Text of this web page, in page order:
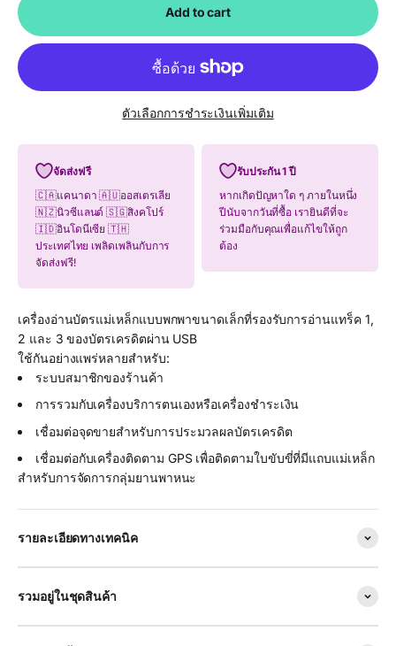
Add to cart
ตัวเลือกการชำระเงินเพิ่มเติม
จัดส่งฟรี
🇨🇦แคนาดา 🇦🇺ออสเตรเลีย
🇳🇿นิวซีแลนด์ 🇸🇬สิงคโปร์
🇮🇩อินโดนีเซีย 🇹🇭
ประเทศไทย เพลิดเพลินกับการ
จัดส่งฟรี!
รับประกัน 1 ปี
หากเกิดปัญหาใด ๆ ภายในหนึ่ง
ปีนับจากวันที่ซื้อ เรายินดีที่จะ
ร่วมมือกับคุณเพื่อแก้ไขให้ถูก
ต้อง
เครื่องอ่านบัตรแม่เหล็กแบบพกพาขนาดเล็กที่รองรับการอ่านแทร็ค 1,
2 และ 3 ของบัตรเครดิตผ่าน USB
ใช้กันอย่างแพร่หลายสำหรับ:
ระบบสมาชิกของร้านค้า
การรวมกับเครื่องบริการตนเองหรือเครื่องชำระเงิน
เชื่อมต่อจุดขายสำหรับการประมวลผลบัตรเครดิต
เชื่อมต่อกับเครื่องติดตาม GPS เพื่อติดตามใบขับขี่ที่มีแถบแม่เหล็ก
สำหรับการจัดการกลุ่มยานพาหนะ
รายละเอียดทางเทคนิค
รวมอยู่ในชุดสินค้า